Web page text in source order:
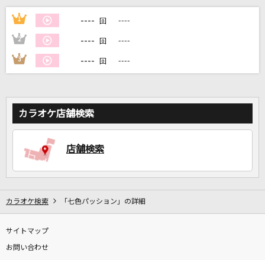
1 ---- 回 ----
2 ---- 回 ----
3 ---- 回 ----
カラオケ店舗検索
店舗検索
カラオケ検索 「七色パッション」の詳細
サイトマップ
お問い合わせ